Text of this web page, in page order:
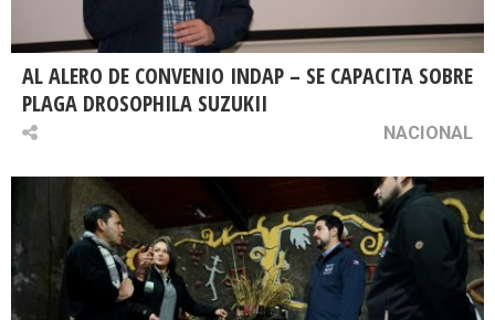
AL ALERO DE CONVENIO INDAP – SE CAPACITA SOBRE
PLAGA DROSOPHILA SUZUKII
NACIONAL